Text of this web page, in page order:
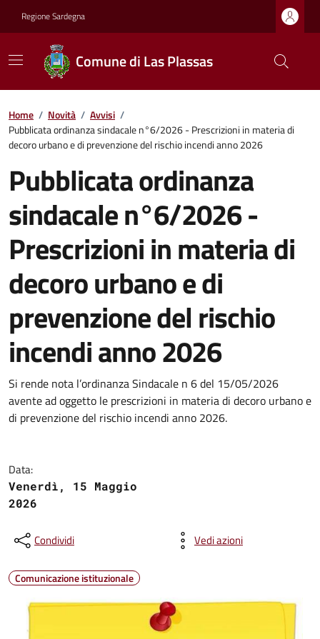
Regione Sardegna
Comune di Las Plassas
Home / Novità / Avvisi /
Pubblicata ordinanza sindacale n°6/2026 - Prescrizioni in materia di
decoro urbano e di prevenzione del rischio incendi anno 2026
Pubblicata ordinanza
sindacale n°6/2026 -
Prescrizioni in materia di
decoro urbano e di
prevenzione del rischio
incendi anno 2026
Si rende nota l’ordinanza Sindacale n 6 del 15/05/2026
avente ad oggetto le prescrizioni in materia di decoro urbano e
di prevenzione del rischio incendi anno 2026.
Data:
Venerdì, 15 Maggio
2026
Condividi Vedi azioni
Comunicazione istituzionale